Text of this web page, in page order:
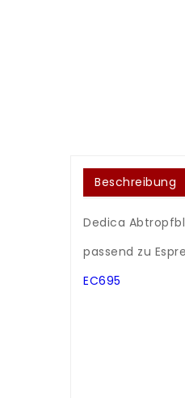
Beschreibung
Dedica
passend zu
EC695